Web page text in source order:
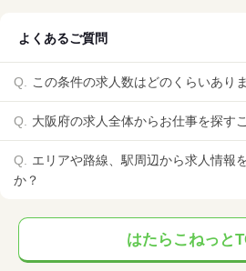
よくあるご質問
この条件の求人数はどのくらいあり
大阪府の求人全体からお仕事を探す
エリアや路線、駅周辺から求人情報
か？
はたらこねっと